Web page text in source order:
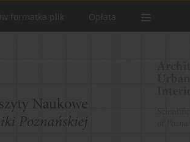
formatka plik Opłata